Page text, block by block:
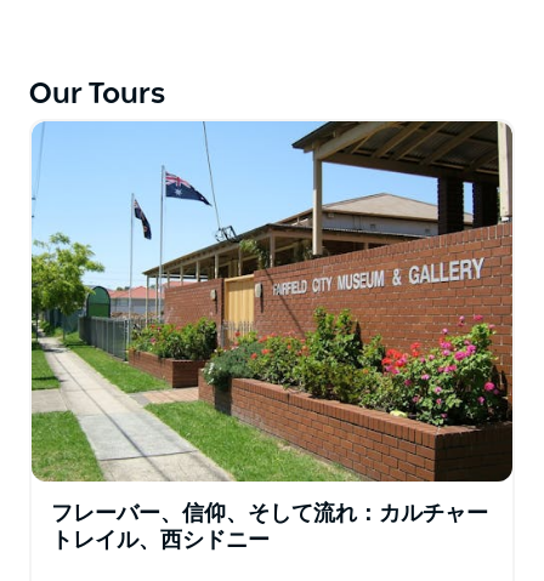
がりくねった小川と海の広がりは、熱帯雨林とユーカ
リ、岩の崖とマングローブに出会う。
ノーザンビーチ-この見事な海岸線は、マンリーから始
まり、テレビドラマのホームアンドアウェイのファンに
人気の巡礼地である有名なパームビーチまで曲がりくね
った40kmに及びます。東部のビーチとは異なり、CBD
からの距離のおかげもあり、北部のいとこは特にのんび
りとした雰囲気を持っています。
Our Tours
フレーバー、信仰、そして流れ：カルチャー
トレイル、西シドニー